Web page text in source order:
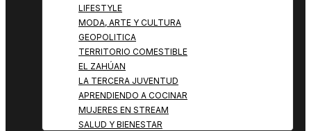
LIFESTYLE
MODA, ARTE Y CULTURA
GEOPOLITICA
TERRITORIO COMESTIBLE
EL ZAHÚAN
LA TERCERA JUVENTUD
APRENDIENDO A COCINAR
MUJERES EN STREAM
SALUD Y BIENESTAR